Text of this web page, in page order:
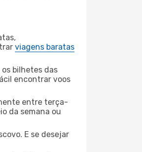
viagens baratas
bilhetes das
encontrar voos
entre terça-
da semana ou
E se desejar